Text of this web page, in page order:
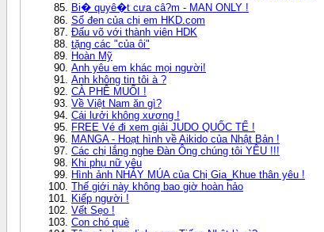
Bi� quyê�t cưa câ?m - MAN ONLY !
Sổ đen của chị em HKD.com
Đấu võ với thành viên HDK
tặng các "của ôi"
Hoàn Mỹ
Anh yêu em khác mọi người!
Anh không tin tôi à ?
CÀ PHÊ MUỐI !
Về Việt Nam ăn gì?
Cái lưởi không xương !
FREE Vé đi xem giải JUDO QUỐC TẾ !
MANGA - Hoạt hình về Aikido của Nhật Bản !
Các chị lắng nghe Đàn Ông chúng tôi YÊU !!!
Khi phụ nữ yêu
Hình ảnh NHẢY MÚA của Chị Gia_Khue thân yêu !
Thế giới này không bao giờ hoàn hảo
Kiếp người !
Vết Sẹo !
Con chó què